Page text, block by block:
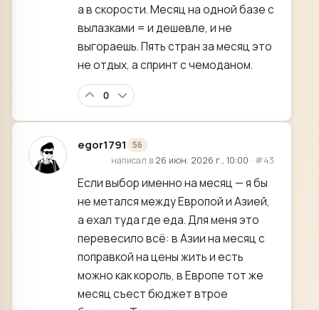
а в скорости. Месяц на одной базе с
вылазками = и дешевле, и не
выгораешь. Пять стран за месяц это
не отдых, а спринт с чемоданом.
0
egor1791 56
отредактировано
написал в 26 июн. 2026 г., 10:00 · #43
Если выбор именно на месяц — я бы
не метался между Европой и Азией,
а ехал туда где еда. Для меня это
перевесило всё: в Азии на месяц с
поправкой на цены жить и есть
можно как король, в Европе тот же
месяц съест бюджет втрое